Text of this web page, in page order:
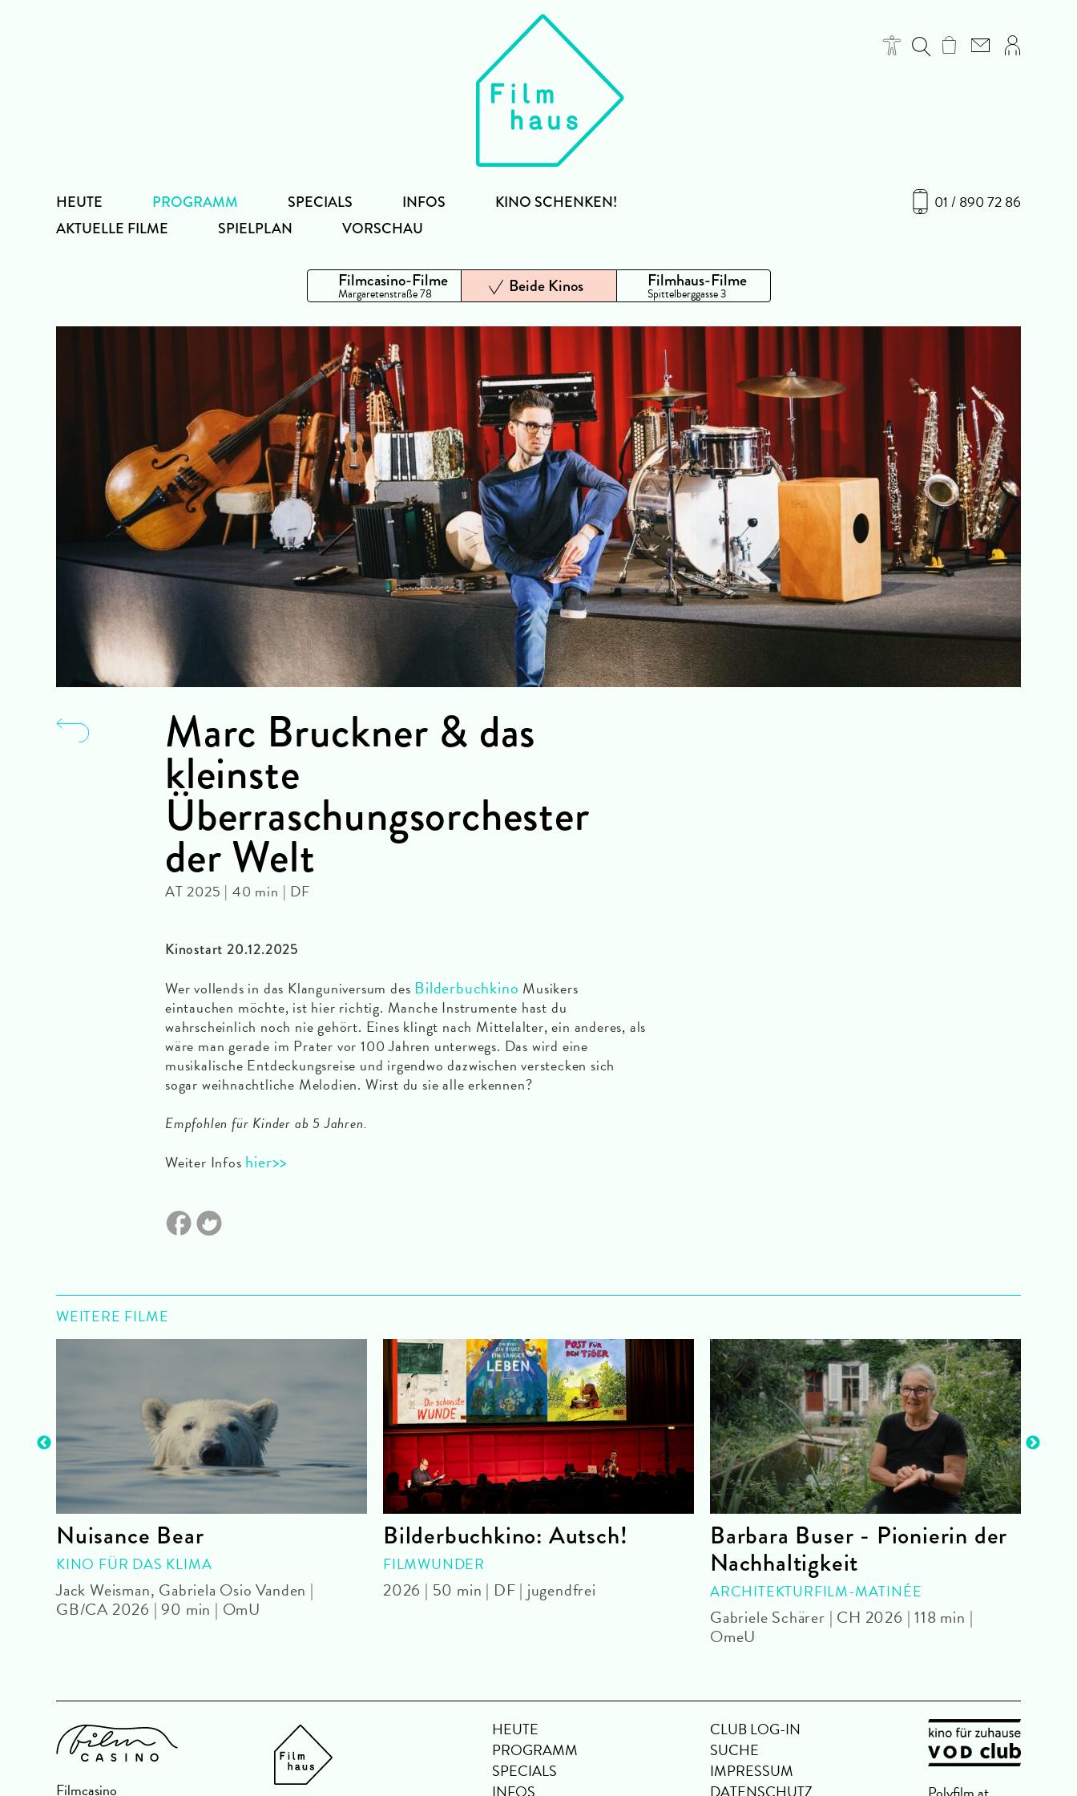
01 / 890 72 86
HEUTE
PROGRAMM
AKTUELLE FILME
SPIELPLAN VORSCHAU
SPECIALS INFOS KINO SCHENKEN!
Filmcasino-Filme
Margaretenstraße 78 Beide Kinos Filmhaus-Filme
Spittelberggasse 3
Marc Bruckner & das
kleinste
Überraschungsorchester
der Welt
AT 2025 | 40 min | DF
Kinostart 20.12.2025
Wer vollends in das Klanguniversum des Bilderbuchkino Musikers
eintauchen möchte, ist hier richtig. Manche Instrumente hast du
wahrscheinlich noch nie gehört. Eines klingt nach Mittelalter, ein anderes, als
wäre man gerade im Prater vor 100 Jahren unterwegs. Das wird eine
musikalische Entdeckungsreise und irgendwo dazwischen verstecken sich
sogar weihnachtliche Melodien. Wirst du sie alle erkennen?
Empfohlen für Kinder ab 5 Jahren.
Weiter Infos hier>>
WEITERE FILME
Nuisance Bear
KINO FÜR DAS KLIMA
Jack Weisman, Gabriela Osio Vanden |
GB/CA 2026 | 90 min | OmU
Bilderbuchkino: Autsch!
FILMWUNDER
2026 | 50 min | DF | jugendfrei
Barbara Buser - Pionierin der
Nachhaltigkeit
ARCHITEKTURFILM-MATINÉE
Gabriele Schärer | CH 2026 | 118 min |
OmeU
Filmcasino
HEUTE
PROGRAMM
SPECIALS
CLUB LOG-IN
SUCHE
IMPRESSUM